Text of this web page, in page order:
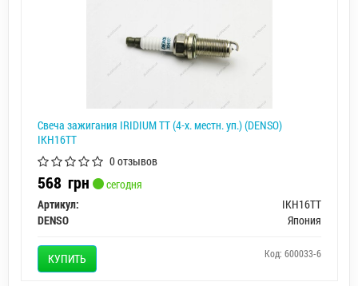
Свеча зажигания IRIDIUM TT (4-х. местн. уп.) (DENSO)
IKH16TT
0 отзывов
568 грн
сегодня
Артикул:
IKH16TT
DENSO
Япония
КУПИТЬ Код: 600033-6